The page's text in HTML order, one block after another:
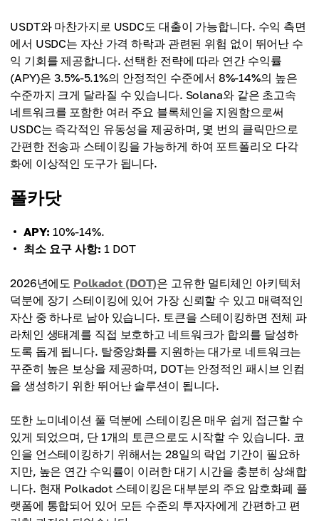
USDT와 마찬가지로 USDC도 대출이 가능합니다. 수익 측면
에서 USDC는 자산 가격 하락과 관련된 위험 없이 뛰어난 수
익 기회를 제공합니다. 선택한 전략에 따라 연간 수익률
(APY)은 3.5%-5.1%의 안정적인 수준에서 8%-14%의 높은
수준까지 크게 달라질 수 있습니다. Solana와 같은 초고속
네트워크를 포함한 여러 주요 블록체인을 지원함으로써
USDC는 즉각적인 유동성을 제공하며, 몇 번의 클릭만으로
간편한 전송과 스테이킹을 가능하게 하여 포트폴리오 다각
화에 이상적인 도구가 됩니다.
폴카닷
APY: 10%-14%.
최소 요구 사항: 1 DOT
2026년에도 Polkadot (DOT)은 고유한 멀티체인 아키텍처
덕분에 장기 스테이킹에 있어 가장 신뢰할 수 있고 매력적인
자산 중 하나로 남아 있습니다. 토큰을 스테이킹하면 전체 파
라체인 생태계를 직접 보호하고 네트워크가 합의를 달성하
도록 돕게 됩니다. 탈중앙화를 지원하는 대가로 네트워크는
꾸준히 높은 보상을 제공하며, DOT는 안정적인 패시브 인컴
을 생성하기 위한 뛰어난 솔루션이 됩니다.
또한 노미네이션 풀 덕분에 스테이킹은 매우 쉽게 접근할 수
있게 되었으며, 단 1개의 토큰으로도 시작할 수 있습니다. 코
인을 언스테이킹하기 위해서는 28일의 락업 기간이 필요하
지만, 높은 연간 수익률이 이러한 대기 시간을 충분히 상쇄합
니다. 현재 Polkadot 스테이킹은 대부분의 주요 암호화폐 플
랫폼에 통합되어 있어 모든 수준의 투자자에게 간편하고 편